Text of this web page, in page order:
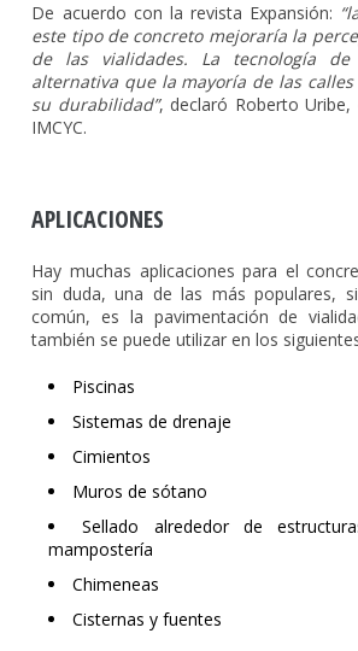
De acuerdo con la revista Expansión:
este tipo de concreto mejoraría la
de las vialidades. La tecnología
alternativa que la mayoría de las
su durabilidad”, declaró Roberto
IMCYC.
APLICACIONES
Hay muchas aplicaciones para el
sin duda, una de las más populares,
común, es la pavimentación de
también se puede utilizar en los
Piscinas
Sistemas de drenaje
Cimientos
Muros de sótano
Sellado alrededor de
mampostería
Chimeneas
Cisternas y fuentes